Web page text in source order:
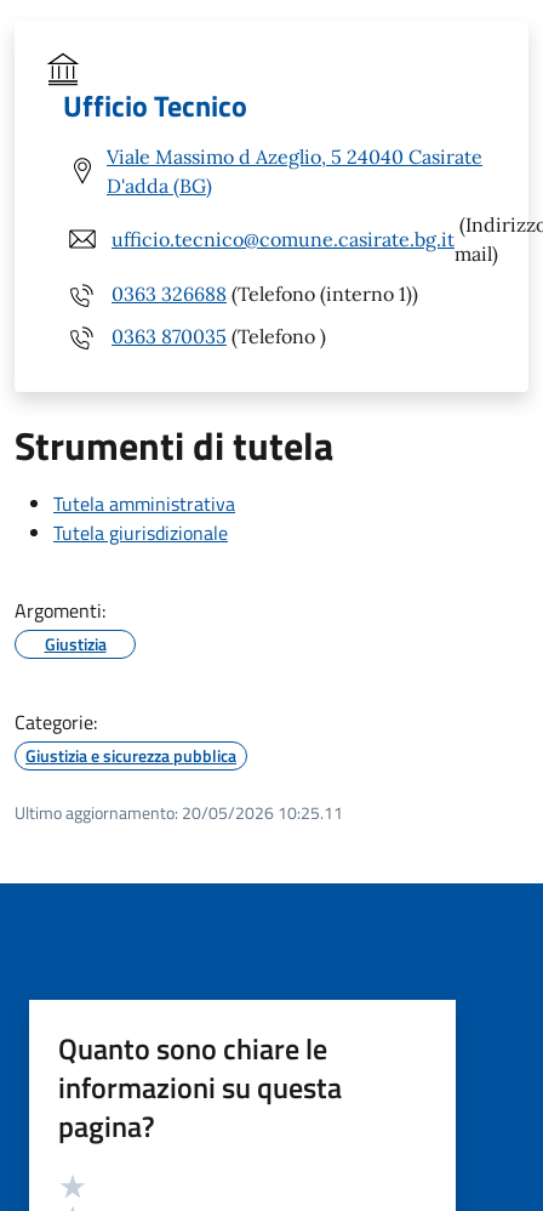
Ufficio Tecnico
Viale Massimo d Azeglio, 5 24040 Casirate
D'adda (BG)
ufficio.tecnico@comune.casirate.bg.it
mail)
0363 326688 (Telefono (interno 1))
0363 870035 (Telefono )
Strumenti di tutela
Tutela amministrativa
Tutela giurisdizionale
Argomenti:
Giustizia
Categorie:
Giustizia e sicurezza pubblica
Ultimo aggiornamento: 20/05/2026 10:25.11
Quanto sono chiare le
informazioni su questa
pagina?
Valutazione